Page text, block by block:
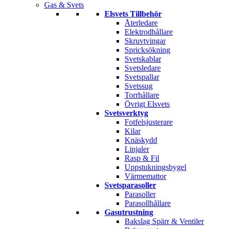
Gas & Svets
Elsvets Tillbehör
Återledare
Elektrodhållare
Skruvtvingar
Spricksökning
Svetskablar
Svetsledare
Svetspallar
Svetssug
Torrhållare
Övrigt Elsvets
Svetsverktyg
Fotfelsjusterare
Kilar
Knäskydd
Linjaler
Rasp & Fil
Uppstukningsbygel
Värmemattor
Svetsparasoller
Parasoller
Parasollhållare
Gasutrustning
Bakslag Spärr & Ventiler